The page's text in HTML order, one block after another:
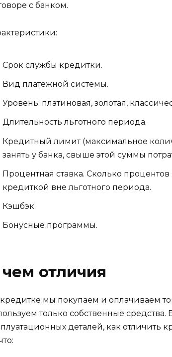
с банком.
Срок службы кредитки.
Вид платежной системы.
Уровень: платиновая, золотая,
Длительность льготного периода.
Кредитный лимит (максимальное
занять у банка, свыше этой суммы
Процентная ставка. Сколько
кредиткой вне льготного периода.
Кэшбэк.
Бонусные программы.
отличия
мы покупаем и оплачиваем
только собственные
деталей, как отличить